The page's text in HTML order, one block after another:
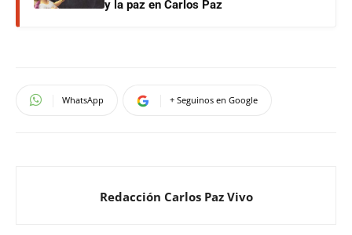
y la paz en Carlos Paz
WhatsApp + Seguinos en Google
Redacción Carlos Paz Vivo